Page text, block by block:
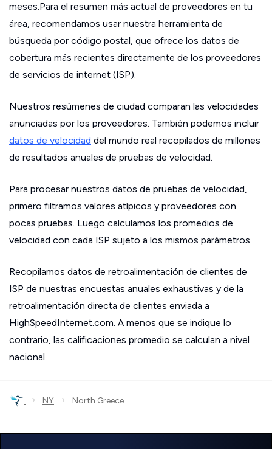
meses.Para el resumen más actual de proveedores en tu
área, recomendamos usar nuestra herramienta de
búsqueda por código postal, que ofrece los datos de
cobertura más recientes directamente de los proveedores
de servicios de internet (ISP).
Nuestros resúmenes de ciudad comparan las velocidades
anunciadas por los proveedores. También podemos incluir
datos de velocidad del mundo real recopilados de millones
de resultados anuales de pruebas de velocidad.
Para procesar nuestros datos de pruebas de velocidad,
primero filtramos valores atípicos y proveedores con
pocas pruebas. Luego calculamos los promedios de
velocidad con cada ISP sujeto a los mismos parámetros.
Recopilamos datos de retroalimentación de clientes de
ISP de nuestras encuestas anuales exhaustivas y de la
retroalimentación directa de clientes enviada a
HighSpeedInternet.com. A menos que se indique lo
contrario, las calificaciones promedio se calculan a nivel
nacional.
› NY › North Greece